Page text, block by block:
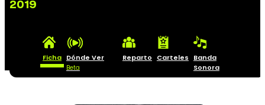
2019
Ficha Dónde Ver
Beta
Reparto Carteles
Banda
Sonora